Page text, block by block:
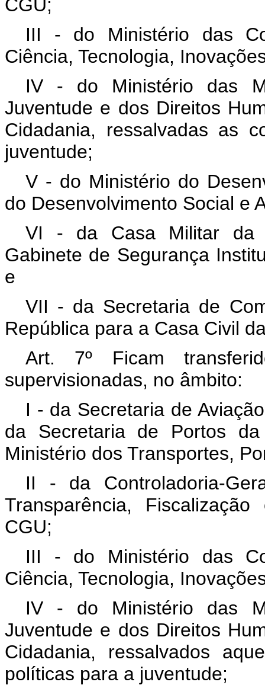
CGU;
III - do Ministério das
Ciência, Tecnologia,
IV - do Ministério das
Juventude e dos Direitos
Cidadania, ressalvadas as
juventude;
V - do Ministério do
do Desenvolvimento Social e
VI - da Casa Militar da
Gabinete de Segurança
e
VII - da Secretaria de
República para a Casa Civil
Art. 7º Ficam
supervisionadas, no âmbito:
I - da Secretaria de
da Secretaria de Portos
Ministério dos Transportes,
II - da Controladoria-
Transparência,
CGU;
III - do Ministério das
Ciência, Tecnologia,
IV - do Ministério das
Juventude e dos Direitos
Cidadania, ressalvados
políticas para a juventude;